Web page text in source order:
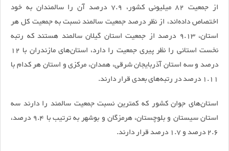
از جمعیت 82 میلیونی کشور، 7.9 درصد آن را سالمندان به خود
اختصاص داده‌اند، از نظر درصد جمعیت سالمند نسبت به جمعیت کل هر
استان، 9.13 درصد از جمعیت استان گیلان سالمند هستند که رتبه
نخست استانی را نظر پیری جمعیت را دارد، استان‌های مازندران با 12
درصد و سه استان آذربایجان شرقی، همدان، مرکزی و استان هر کدام با
1.11 درصد در رتبه‌های بعدی قرار دارند.
استان‌های جوان کشور که کمترین نسبت جمعیت سالمند را دارند سه
استان سیستان و بلوچستان، هرمزگان و بوشهر به ترتیب با 9.4 درصد،
2.6 درصد و 1.7 درصد قرار دارند.